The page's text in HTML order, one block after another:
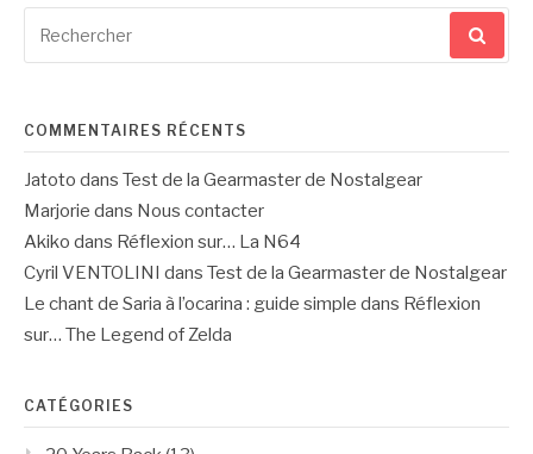
pour
COMMENTAIRES RÉCENTS
Jatoto dans Test de la Gearmaster de Nostalgear
Marjorie dans Nous contacter
Akiko dans Réflexion sur… La N64
Cyril VENTOLINI dans Test de la Gearmaster de Nostalgear
Le chant de Saria à l’ocarina : guide simple dans Réflexion
sur… The Legend of Zelda
CATÉGORIES